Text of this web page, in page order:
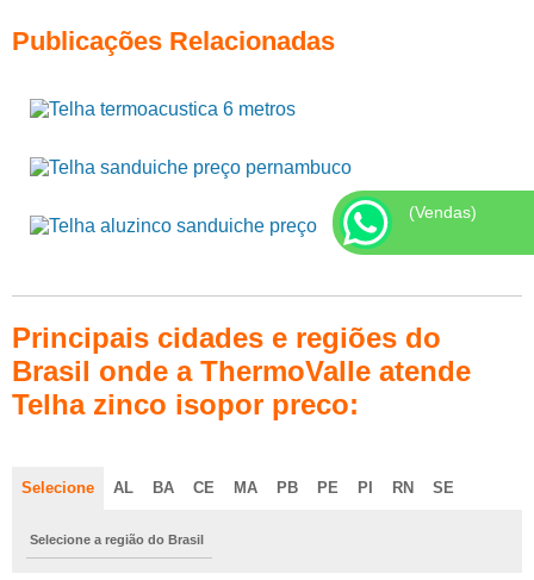
Publicações Relacionadas
Principais cidades e regiões do
Brasil onde a ThermoValle atende
Telha zinco isopor preco:
Selecione AL BA CE MA PB PE PI RN SE
Selecione a região do Brasil
(Vendas)